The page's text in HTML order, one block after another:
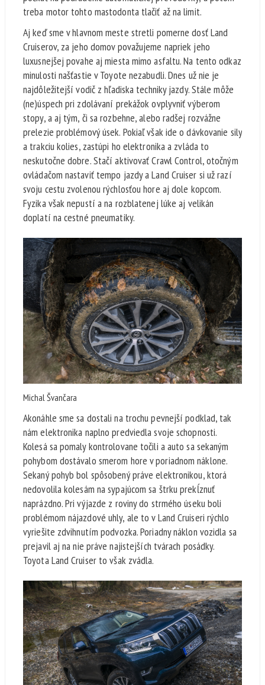
treba motor tohto mastodonta tlačiť až na limit.
Aj keď sme v hlavnom meste stretli pomerne dosť Land
Cruiserov, za jeho domov považujeme napriek jeho
luxusnejšej povahe aj miesta mimo asfaltu. Na tento odkaz
minulosti našťastie v Toyote nezabudli. Dnes už nie je
najdôležitejší vodič z hľadiska techniky jazdy. Stále môže
(ne)úspech pri zdolávaní prekážok ovplyvniť výberom
stopy, a aj tým, či sa rozbehne, alebo radšej rozvážne
prelezie problémový úsek. Pokiaľ však ide o dávkovanie sily
a trakciu kolies, zastúpi ho elektronika a zvláda to
neskutočne dobre. Stačí aktivovať Crawl Control, otočným
ovládačom nastaviť tempo jazdy a Land Cruiser si už razí
svoju cestu zvolenou rýchlosťou hore aj dole kopcom.
Fyzika však nepustí a na rozblatenej lúke aj velikán
doplatí na cestné pneumatiky.
Michal Švančara
Akonáhle sme sa dostali na trochu pevnejší podklad, tak
nám elektronika naplno predviedla svoje schopnosti.
Kolesá sa pomaly kontrolovane točili a auto sa sekaným
pohybom dostávalo smerom hore v poriadnom náklone.
Sekaný pohyb bol spôsobený práve elektronikou, ktorá
nedovolila kolesám na sypajúcom sa štrku prekĺznuť
naprázdno. Pri výjazde z roviny do strmého úseku boli
problémom nájazdové uhly, ale to v Land Cruiseri rýchlo
vyriešite zdvihnutím podvozka. Poriadny náklon vozidla sa
prejavil aj na nie práve najistejších tvárach posádky.
Toyota Land Cruiser to však zvádla.